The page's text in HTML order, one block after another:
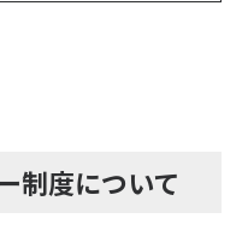
制度について